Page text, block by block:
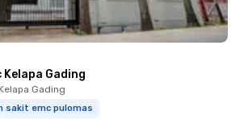
Gading
Gading
sakit emc pulomas